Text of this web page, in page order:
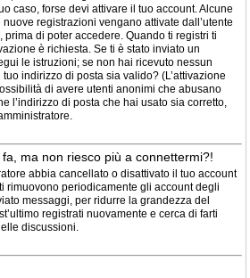
caso, forse devi attivare il tuo account. Alcune
registrazioni vengano attivate dall’utente
di poter accedere. Quando ti registri ti
è richiesta. Se ti è stato inviato un
le istruzioni; se non hai ricevuto nessun
indirizzo di posta sia valido? (L’attivazione
di avere utenti anonimi che abusano
l’indirizzo di posta che hai usato sia corretto,
ma non riesco più a connettermi?!
abbia cancellato o disattivato il tuo account
rimuovono periodicamente gli account degli
messaggi, per ridurre la grandezza del
registrati nuovamente e cerca di farti
discussioni.